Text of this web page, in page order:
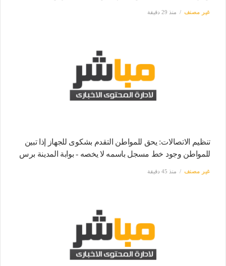
غير مصنف منذ 29 دقيقة
تنظيم الاتصالات: يحق للمواطن التقدم بشكوى للجهاز إذا تبين
للمواطن وجود خط مسجل باسمه لا يخصه - بوابة المدينة برس
غير مصنف منذ 45 دقيقة